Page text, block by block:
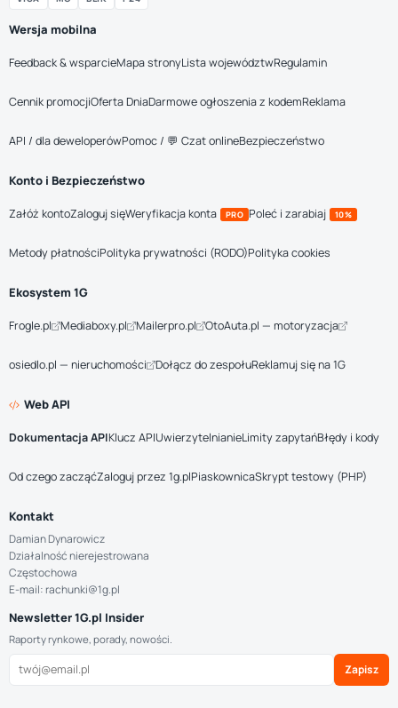
Wersja mobilna
Feedback & wsparcieMapa stronyLista województwRegulamin
Cennik promocjiOferta DniaDarmowe ogłoszenia z kodemReklama
API / dla deweloperówPomoc / 💬 Czat onlineBezpieczeństwo
Konto i Bezpieczeństwo
Załóż kontoZaloguj sięWeryfikacja konta PRO Poleć i zarabiaj 10%
Metody płatnościPolityka prywatności (RODO)Polityka cookies
Ekosystem 1G
Frogle.pl Mediaboxy.pl Mailerpro.pl OtoAuta.pl — motoryzacja
osiedlo.pl — nieruchomości Dołącz do zespołuReklamuj się na 1G
Web API
Dokumentacja APIKlucz APIUwierzytelnianieLimity zapytańBłędy i kody
Od czego zacząćZaloguj przez 1g.plPiaskownicaSkrypt testowy (PHP)
Kontakt
Damian Dynarowicz
Działalność nierejestrowana
Częstochowa
E-mail: rachunki@1g.pl
Newsletter 1G.pl Insider
Raporty rynkowe, porady, nowości.
Zapisz